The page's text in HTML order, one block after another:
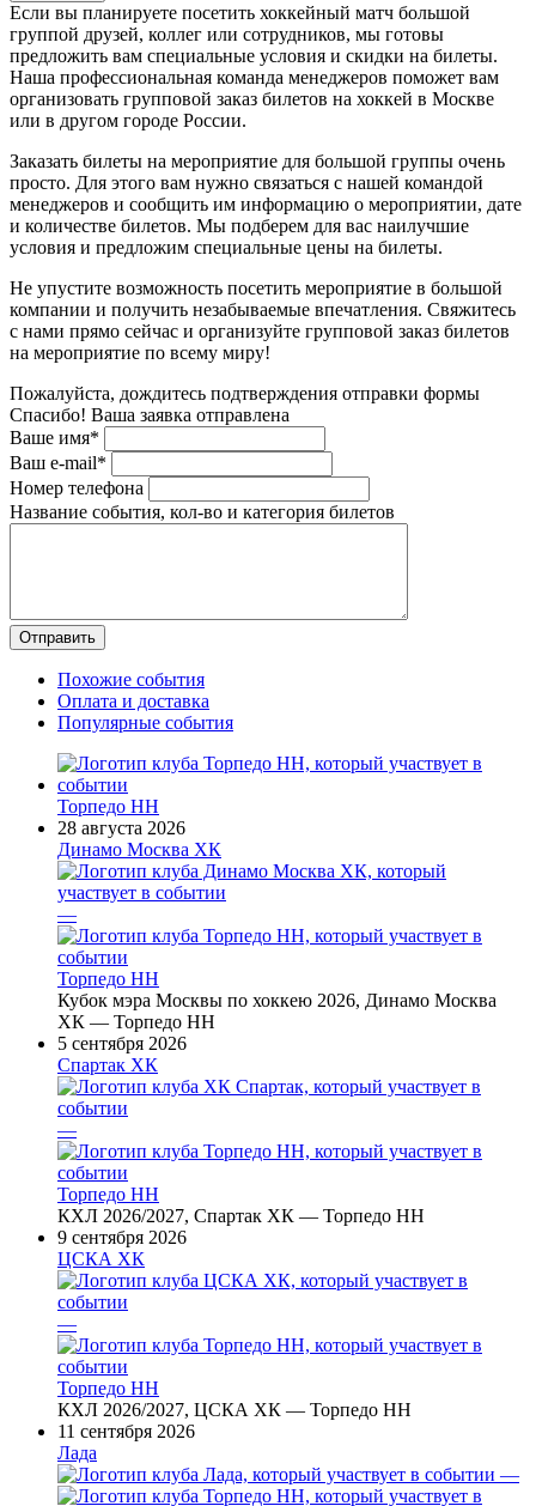
Если вы планируете посетить хоккейный матч большой
группой друзей, коллег или сотрудников, мы готовы
предложить вам специальные условия и скидки на билеты.
Наша профессиональная команда менеджеров поможет вам
организовать групповой заказ билетов на хоккей в Москве
или в другом городе России.
Заказать билеты на мероприятие для большой группы очень
просто. Для этого вам нужно связаться с нашей командой
менеджеров и сообщить им информацию о мероприятии, дате
и количестве билетов. Мы подберем для вас наилучшие
условия и предложим специальные цены на билеты.
Не упустите возможность посетить мероприятие в большой
компании и получить незабываемые впечатления. Свяжитесь
с нами прямо сейчас и организуйте групповой заказ билетов
на мероприятие по всему миру!
Пожалуйста, дождитесь подтверждения отправки формы
Спасибо! Ваша заявка отправлена
Ваше имя*
Ваш e-mail*
Номер телефона
Название события, кол-во и категория билетов
Похожие события
Оплата и доставка
Популярные события
Торпедо НН
28 августа 2026
Динамо Москва ХК
—
Торпедо НН
Кубок мэра Москвы по хоккею 2026, Динамо Москва
ХК — Торпедо НН
5 сентября 2026
Спартак ХК
—
Торпедо НН
КХЛ 2026/2027, Спартак ХК — Торпедо НН
9 сентября 2026
ЦСКА ХК
—
Торпедо НН
КХЛ 2026/2027, ЦСКА ХК — Торпедо НН
11 сентября 2026
Лада
—